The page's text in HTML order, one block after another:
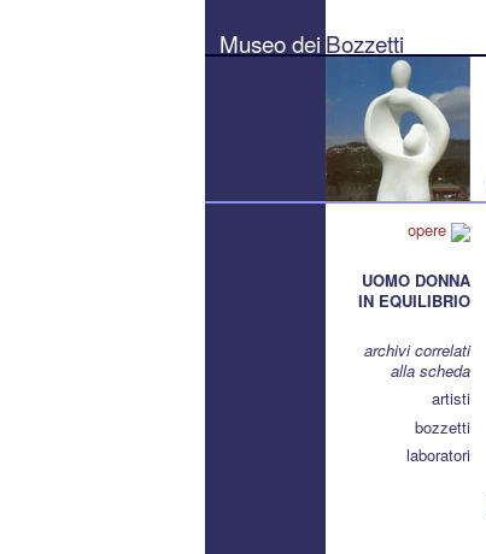
Museo dei Bozzetti
opere
UOMO DONNA
IN EQUILIBRIO
archivi correlati
alla scheda
artisti
bozzetti
laboratori